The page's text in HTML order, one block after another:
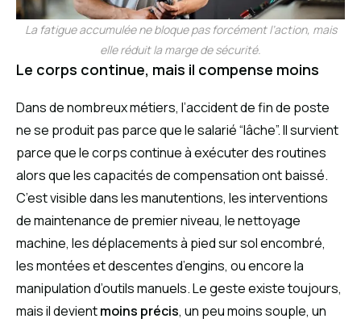
La fatigue accumulée ne bloque pas forcément l’action, mais
elle réduit la marge de sécurité.
Le corps continue, mais il compense moins
Dans de nombreux métiers, l’accident de fin de poste
ne se produit pas parce que le salarié “lâche”. Il survient
parce que le corps continue à exécuter des routines
alors que les capacités de compensation ont baissé.
C’est visible dans les manutentions, les interventions
de maintenance de premier niveau, le nettoyage
machine, les déplacements à pied sur sol encombré,
les montées et descentes d’engins, ou encore la
manipulation d’outils manuels. Le geste existe toujours,
mais il devientmoins précis, un peu moins souple, un